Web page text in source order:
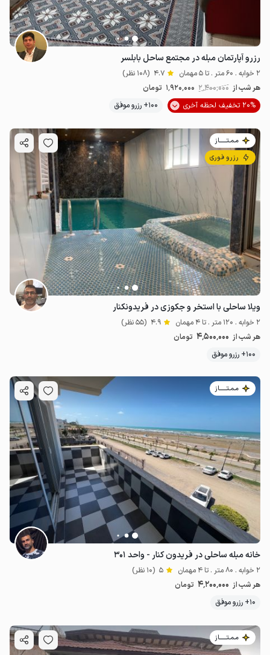
رزرو آپارتمان مبله در مجتمع ساحل بابلسر
2 خوابه . 60 متر . تا 5 مهمان 4.7 (108 نظر)
هر شب از 2٬400٬000 1٬920٬000 تومان
20% تخفیف لحظه آخری
100+ رزرو موفق
مـمـتــــــاز
رزرو فوری
ویلا ساحلی با استخر و جکوزی در فریدونکنار
2 خوابه . 120 متر . تا 4 مهمان 4.9 (55 نظر)
هر شب از 4٬500٬000 تومان
100+ رزرو موفق
مـمـتــــــاز
خانه مبله ساحلی در فریدون کنار - واحد ۳۰۱
2 خوابه . 80 متر . تا 4 مهمان 5 (10 نظر)
هر شب از 4٬200٬000 تومان
10+ رزرو موفق
مـمـتــــــاز